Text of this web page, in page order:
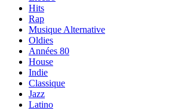
Hits
Rap
Musique Alternative
Oldies
Années 80
House
Indie
Classique
Jazz
Latino